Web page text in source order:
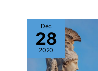
Déc
28
2020